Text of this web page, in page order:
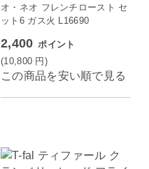
オ・ネオ フレンチロースト セ
ット6 ガス火 L16690
2,400 ポイント
(10,800 円 )
この商品を安い順で見る